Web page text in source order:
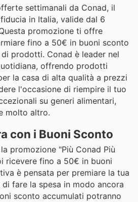
settimanali da Conad, il
in Italia, valide dal 6
promozione ti offre
fino a 50€ in buoni sconto
prodotti. Conad è leader nel
offrendo prodotti
la casa di alta qualità a prezzi
l'occasione di riempire il tuo
su generi alimentari,
molto altro.
con i Buoni Sconto
promozione "Più Conad Più
ricevere fino a 50€ in buoni
è pensata per premiare la tua
fare la spesa in modo ancora
sconto accumulati potranno